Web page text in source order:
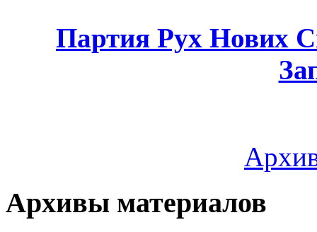
Партия Рух Нових
Архивы материалов